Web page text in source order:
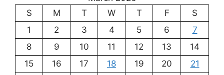
S
M T W T F
S
1
2 3 4 5 6
7
8
9 10 11 12 13
14
15
16 17 18 19 20
21